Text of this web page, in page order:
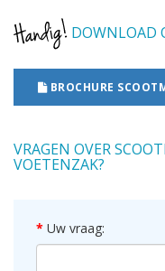
DOWNLOAD
BROCHURE
VRAGEN OVER
VOETENZAK?
Uw vraag: